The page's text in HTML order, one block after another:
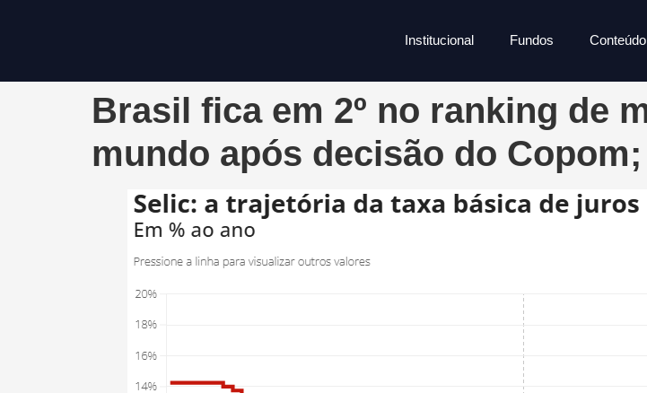
Institucional Fundos Conteúdo
Brasil fica em 2º no ranking de
mundo após decisão do